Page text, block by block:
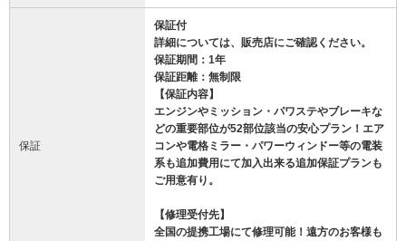
保証
保証付
詳細については、販売店にご確認ください。
保証期間：1年
保証距離：無制限
【保証内容】
エンジンやミッション・パワステやブレーキな
どの重要部位が52部位該当の安心プラン！エア
コンや電格ミラー・パワーウィンドー等の電装
系も追加費用にて加入出来る追加保証プランも
ご用意有り。
【修理受付先】
全国の提携工場にて修理可能！遠方のお客様も